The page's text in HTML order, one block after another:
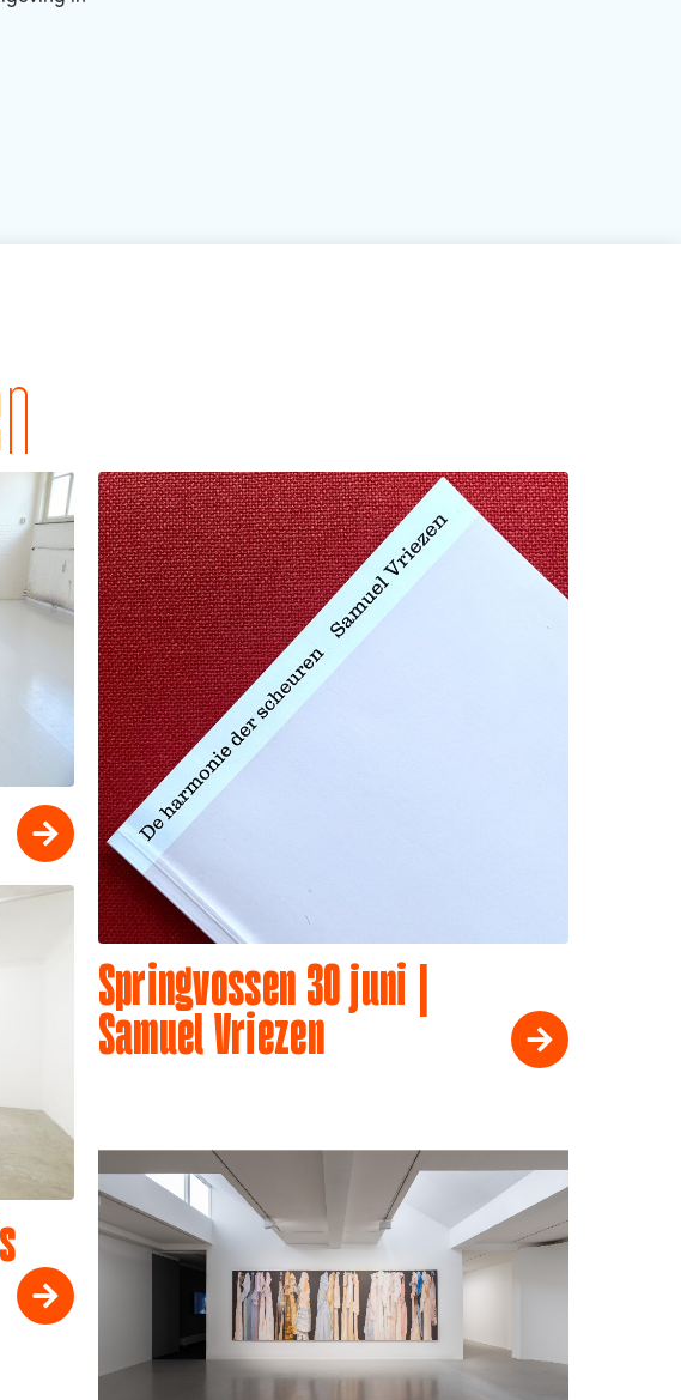
Springvossen 30 juni |
Samuel Vriezen